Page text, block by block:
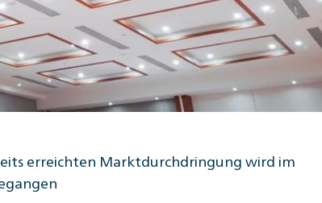
erreichten Marktdurchdringung wird im